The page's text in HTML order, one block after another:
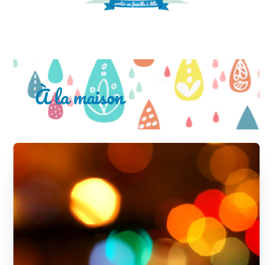
À la maison